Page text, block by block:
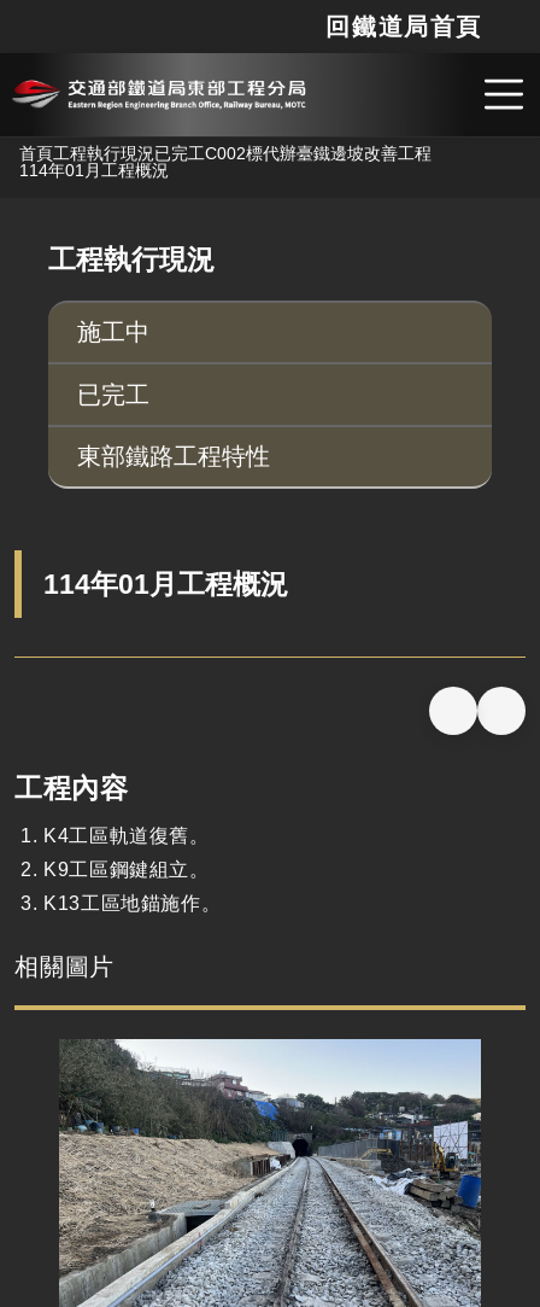
跳到主要內容
回鐵道局首頁
首頁工程執行現況已完工C002標代辦臺鐵邊坡改善工程
114年01月工程概況
工程執行現況
施工中
已完工
東部鐵路工程特性
114年01月工程概況
工程內容
K4工區軌道復舊。
K9工區鋼鍵組立。
K13工區地錨施作。
相關圖片